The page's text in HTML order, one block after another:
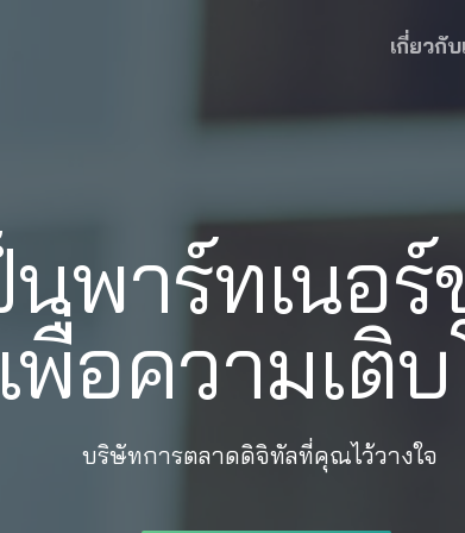
เกี่ยวกับ
นพาร์ทเนอ
พื่อความเติ
บริษัทการตลาดดิจิทัลที่คุณไว้วางใจ